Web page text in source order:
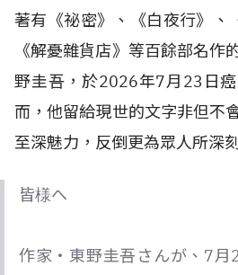
著有《祕密》、《白夜行》、
《解憂雜貨店》等百餘部名作
野圭吾，於2026年7月23日
而，他留給現世的文字非但不
至深魅力，反倒更為眾人所深
皆様へ
作家・東野圭吾さんが、7月